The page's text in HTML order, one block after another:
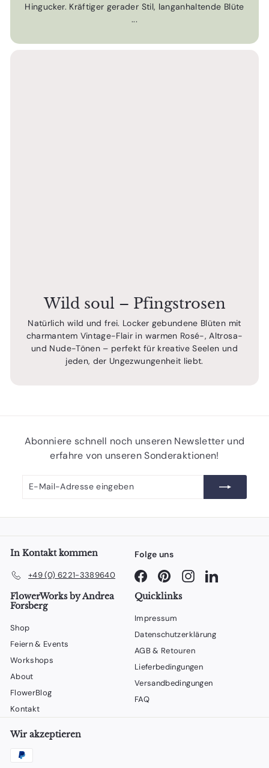
Hingucker. Kräftiger gerader Stil, langanhaltende Blüte
...
Wild soul – Pfingstrosen
Natürlich wild und frei. Locker gebundene Blüten mit
charmantem Vintage-Flair in warmen Rosé-, Altrosa-
und Nude-Tönen – perfekt für kreative Seelen und
jeden, der Ungezwungenheit liebt.
Abonniere schnell noch unseren Newsletter und
erfahre von unseren Sonderaktionen!
E-
eingeben
Abonnieren
In Kontakt kommen
+49 (0) 6221-3389640
Folge uns
FacebookPinterestInstagramLinkedIn
FlowerWorks by Andrea
Forsberg
Shop
Feiern & Events
Workshops
About
FlowerBlog
Kontakt
Quicklinks
Impressum
Datenschutzerklärung
AGB & Retouren
Lieferbedingungen
Versandbedingungen
FAQ
Wir akzeptieren